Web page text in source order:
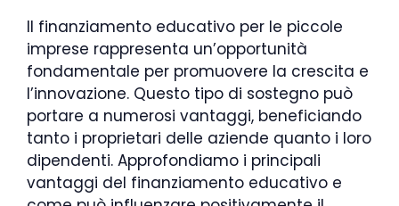
Il finanziamento educativo per le piccole
imprese rappresenta un’opportunità
fondamentale per promuovere la crescita e
l’innovazione. Questo tipo di sostegno può
portare a numerosi vantaggi, beneficiando
tanto i proprietari delle aziende quanto i loro
dipendenti. Approfondiamo i principali
vantaggi del finanziamento educativo e